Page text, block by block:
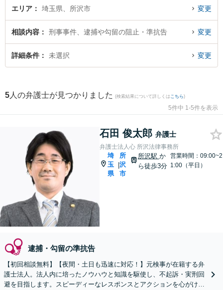
太郎弁護士やベリーベスト法律事務所 所沢オフィスの鈴木 寛之弁護士、東所沢
ブルを今すぐに弁護士に相談したい』『逮捕・勾留の準抗告のトラブル解決の
実績豊富な近くの弁護士を検索したい』『初回相談無料で逮捕・勾留の準抗告
を法律相談できる所沢市内の弁護士に相談予約したい』などでお困りの相談者
エリア 埼玉県、所沢市 変更
相談内容 刑事事件、逮捕や勾留の阻止・準抗告 変更
詳細条件 未選択 変更
5 人の弁護士が見つかりました (検索結果について詳しくは こちら)
5件中 1-5件を表示
石田 俊太郎 弁護士
弁護士法人心 所沢法律事務所
埼
玉
県
|
所
沢
市
所沢駅 か
ら徒歩3分
営業時間：09:00~2
1:00（平日）
逮捕・勾留の準抗告
【初回相談無料】【夜間・土日も迅速に対応！】元検事が在籍する弁
護士法人。法人内に培ったノウハウと知識を駆使し、不起訴・実刑回
避を目指します。スピーディーなレスポンスとアクションを心がけ、